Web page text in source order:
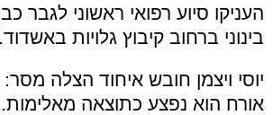
בינוני ברחוב קיבוץ גלויות באשדוד.
יוסי ויצמן חובש איחוד הצלה מסר:
אורח הוא נפצע כתוצאה מאלימות.